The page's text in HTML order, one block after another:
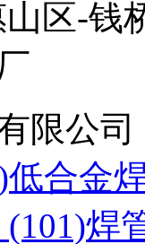
区-钱
限公
低合金
焊